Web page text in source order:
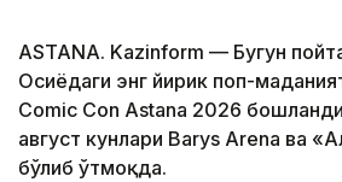
ASTANA. Kazinform — Бугун
Осиёдаги энг йирик поп-
Comic Con Astana 2026
август кунлари Barys Arena ва
бўлиб ўтмоқда.